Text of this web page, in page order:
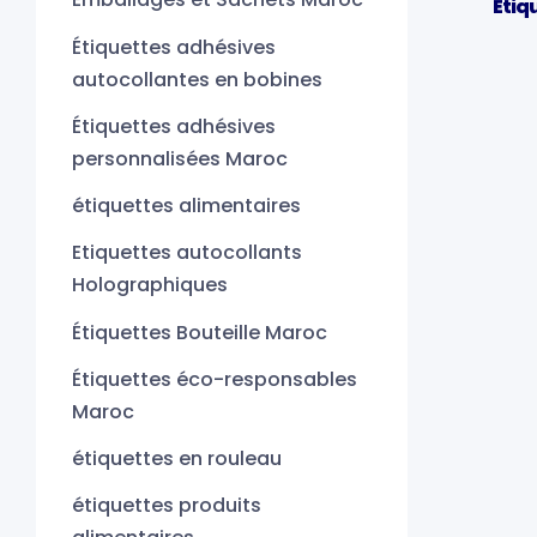
Étiquettes adhésives
autocollantes en bobines
Étiquettes adhésives
personnalisées Maroc
étiquettes alimentaires
Etiquettes autocollants
Holographiques
Étiquettes Bouteille Maroc
Étiquettes éco-responsables
Maroc
étiquettes en rouleau
étiquettes produits